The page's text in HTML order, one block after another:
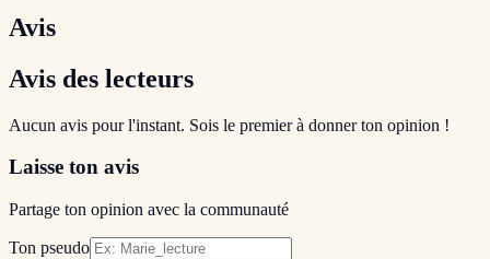
Avis
Avis des lecteurs
Aucun avis pour l'instant. Sois le premier à donner ton opinion !
Laisse ton avis
Partage ton opinion avec la communauté
Ton pseudo